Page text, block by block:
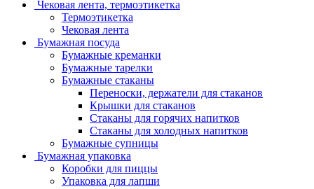
Чековая лента, термоэтикетка
Термоэтикетка
Чековая лента
Бумажная посуда
Бумажные креманки
Бумажные тарелки
Бумажные стаканы
Переноски, держатели для стаканов
Крышки для стаканов
Стаканы для горячих напитков
Стаканы для холодных напитков
Бумажные супницы
Бумажная упаковка
Коробки для пиццы
Упаковка для лапши